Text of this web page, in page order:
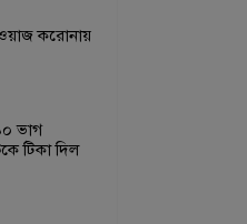
করোনায়
ভাগ
টিকা দিল